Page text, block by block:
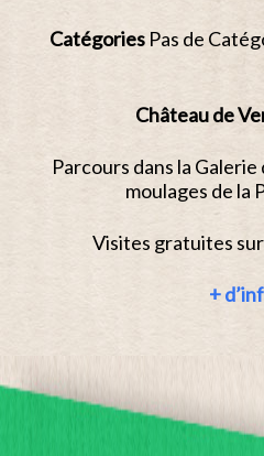
Catégories Pas de
Château de
Parcours dans la
moulages de la
Visites gratuites sur
+